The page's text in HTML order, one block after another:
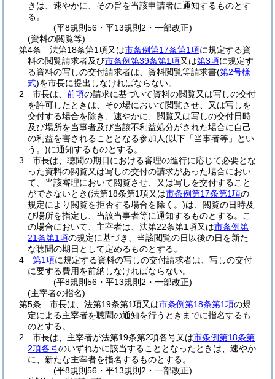
きは、速やかに、その旨を当該申請者に通知するものとす
る。
(平8規則56・平13規則2・一部改正)
(資料の閲覧等)
第4条
法第18条第1項又は市条例第17条第1項に規定する資
料の閲覧請求者及び市条例第39条第1項又は第3項に規定す
る資料の写しの交付請求者は、資料閲覧等請求書(第2号様
式)を市長に提出しなければならない。
2
市長は、 前項の請求に基づいて資料の閲覧又は写しの交付
を許可したときは、その場において閲覧させ、又は写しを
交付する場合を除き、速やかに、閲覧又は写しの交付日時
及び場所を当事者及び当該不利益処分がされた場合に自己
の利益を害されることとなる参加人(以下「当事者等」とい
う。)に通知するものとする。
3
市長は、聴聞の期日における審理の進行に応じて必要とな
った資料の閲覧又は写しの交付の請求があった場合におい
て、当該審理において閲覧させ、又は写しを交付すること
ができないとき(法第18条第1項又は市条例第17条第1項の
規定により閲覧を拒否する場合を除く。)は、閲覧の日時及
び場所を指定し、当該当事者等に通知するものとする。
こ
の場合において、主宰者は、法第22条第1項又は市条例第
21条第1項の規定に基づき、当該閲覧の日以後の日を新た
な聴聞の期日として定めるものとする。
4
第1項に規定する資料の写しの交付請求者は、写しの交付
に要する費用を前納しなければならない。
(平8規則56・平13規則2・一部改正)
(主宰者の指名)
第5条
市長は、法第19条第1項又は市条例第18条第1項の規
定による主宰者を聴聞の通知を行うときまでに指名するも
のとする。
2
市長は、主宰者が法第19条第2項各号又は市条例第18条第
2項各号のいずれかに該当することとなったときは、速やか
に、新たな主宰者を指名するものとする。
(平8規則56・平13規則2・一部改正)